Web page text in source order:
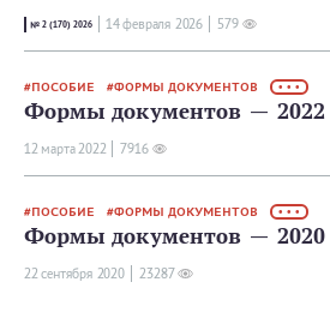
№ 2 (170) 2026 14 февраля 2026 579
ПОСОБИЕ ФОРМЫ ДОКУМЕНТОВ • • •
Формы документов — 2022
12 мартa 2022 7916
ПОСОБИЕ ФОРМЫ ДОКУМЕНТОВ • • •
Формы документов — 2020
22 сентября 2020 23287